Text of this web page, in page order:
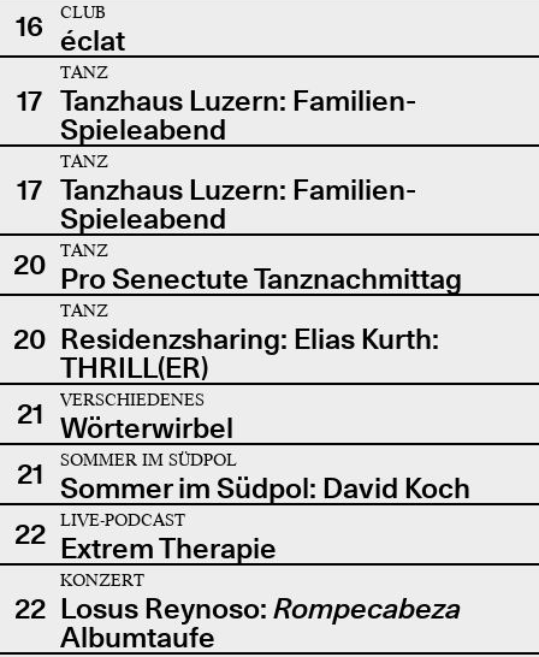
16
CLUB
éclat
17
TANZ
Tanzhaus Luzern: Familien-
Spieleabend
17
TANZ
Tanzhaus Luzern: Familien-
Spieleabend
20
TANZ
Pro Senectute Tanznachmittag
20
TANZ
Residenzsharing: Elias Kurth:
THRILL(ER)
21
VERSCHIEDENES
Wörterwirbel
21
SOMMER IM SÜDPOL
Sommer im Südpol: David Koch
22
LIVE-PODCAST
Extrem Therapie
22
KONZERT
Losus Reynoso: Rompecabeza
Albumtaufe